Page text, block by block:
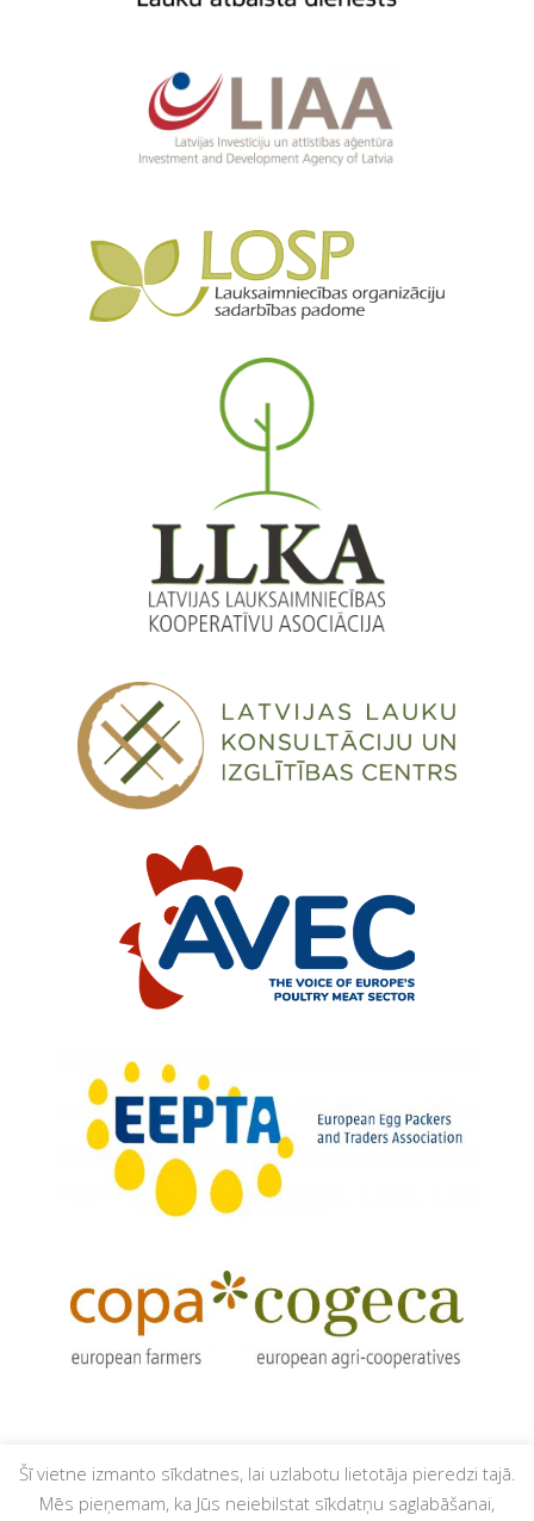
Šī vietne izmanto sīkdatnes, lai uzlabotu lietotāja pieredzi tajā.
Mēs pieņemam, ka Jūs neiebilstat sīkdatņu saglabāšanai,